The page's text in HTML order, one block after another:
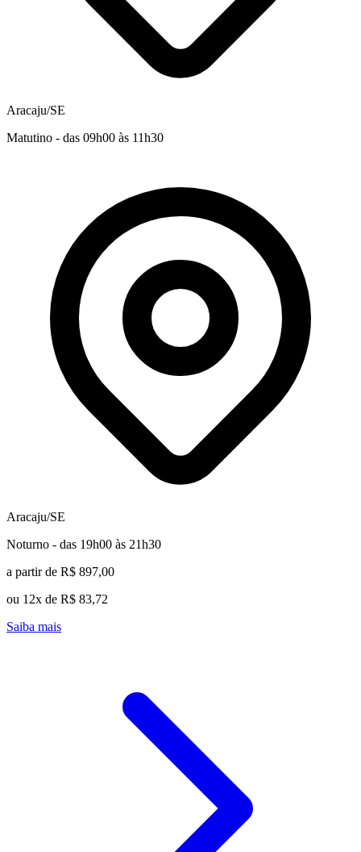
Aracaju/SE
Matutino - das 09h00 às 11h30
Aracaju/SE
Noturno - das 19h00 às 21h30
a partir de R$ 897,00
ou 12x de R$ 83,72
Saiba mais